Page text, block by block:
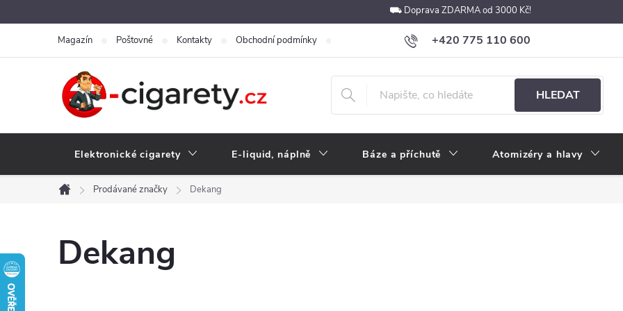
na
⛟ Doprava ZDARMA od 3000 Kč!
+420 775 110 600
obchod@e-cigarety.cz
Magazín Poštovné Kontakty Obchodní podmínky Podmínky ochrany osobních údajů Velkoobchod
HLEDAT
Elektronické cigarety E-liquid, náplně Báze a příchutě Atomizéry a hlavy
Domů
Prodávané značky Dekang
Dekang